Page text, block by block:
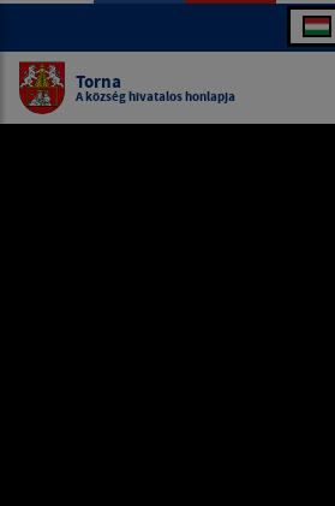
Torna
A község hivatalos honlapja